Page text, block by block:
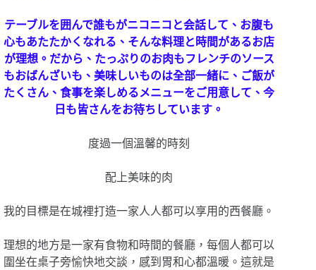
テーブルを囲んで誰もがニコニコと会話して、お腹も
心もあたたかくなれる、そんな料理と時間があるお店
が理想。だから、たっぷりのお肉もフレンチのソース
もおばんざいも、美味しいものは全部一緒に、ご飯が
たくさん、食事を楽しめるメニューをご用意して、今
日も皆さんをお待ちしています。
度過一個溫馨的時刻
配上美味的肉
我的目標是在城裡打造一家人人都可以享用的西餐廳。
理想的地方是一家有食物和時間的餐廳，每個人都可以
圍坐在桌子旁愉快地交談，感到胃和心都溫暖。這就是